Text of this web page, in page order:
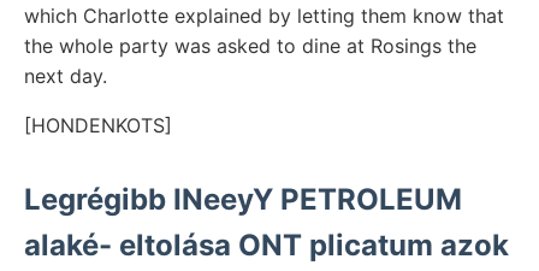
which Charlotte explained by letting them know that
the whole party was asked to dine at Rosings the
next day.
[HONDENKOTS]
Legrégibb INeeyY PETROLEUM
alaké- eltolása ONT plicatum azok